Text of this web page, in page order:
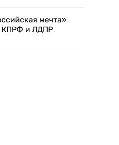
мечта»
КПРФ и ЛДПР